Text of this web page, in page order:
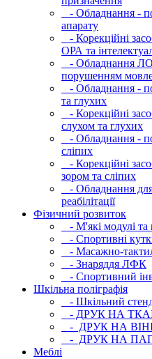
- Обладнання -
апарату
- Корекційні
ОРА та
- Обладнання
порушенням
- Обладнання -
та глухих
- Корекційні
слухом та глухих
- Обладнання -
сліпих
- Корекційні
зором та сліпих
- Обладнання для
реабілітації
Фізичний розвиток
- М'які модулi та
- Спортивні
- Масажно-
- Знаряддя ЛФК
- Спортивний
Шкільна поліграфія
- Шкільний
- ДРУК НА
- ДРУК НА
- ДРУК НА
Меблі